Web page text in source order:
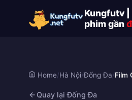
Kungfutv |
phim gần
Home/Hà Nội/Đống Đa/Film
Quay lại Đống Đa